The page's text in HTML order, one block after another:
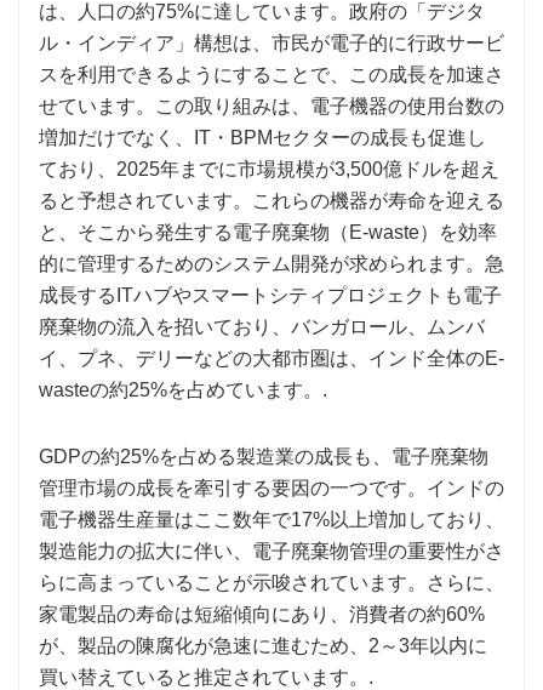
は、人口の約75%に達しています。政府の「デジタ
ル・インディア」構想は、市民が電子的に行政サービ
スを利用できるようにすることで、この成長を加速さ
せています。この取り組みは、電子機器の使用台数の
増加だけでなく、IT・BPMセクターの成長も促進し
ており、2025年までに市場規模が3,500億ドルを超え
ると予想されています。これらの機器が寿命を迎える
と、そこから発生する電子廃棄物（E-waste）を効率
的に管理するためのシステム開発が求められます。急
成長するITハブやスマートシティプロジェクトも電子
廃棄物の流入を招いており、バンガロール、ムンバ
イ、プネ、デリーなどの大都市圏は、インド全体のE-
wasteの約25%を占めています。.
GDPの約25%を占める製造業の成長も、電子廃棄物
管理市場の成長を牽引する要因の一つです。インドの
電子機器生産量はここ数年で17%以上増加しており、
製造能力の拡大に伴い、電子廃棄物管理の重要性がさ
らに高まっていることが示唆されています。さらに、
家電製品の寿命は短縮傾向にあり、消費者の約60%
が、製品の陳腐化が急速に進むため、2～3年以内に
買い替えていると推定されています。.